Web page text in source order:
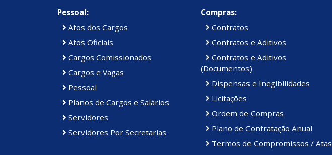
Pessoal:
Atos dos Cargos
Atos Oficiais
Cargos Comissionados
Cargos e Vagas
Pessoal
Planos de Cargos e Salários
Servidores
Servidores Por Secretarias
Compras:
Contratos
Contratos e Aditivos
Contratos e Aditivos
(Documentos)
Dispensas e Inegibilidades
Licitações
Ordem de Compras
Plano de Contratação Anual
Termos de Compromissos / Atas